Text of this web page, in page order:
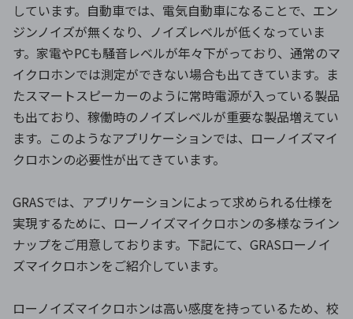
しています。自動車では、電気自動車になることで、エン
ジンノイズが無くなり、ノイズレベルが低くなっていま
す。家電やPCも騒音レベルが年々下がっており、通常のマ
イクロホンでは測定ができない場合も出てきています。ま
たスマートスピーカーのように常時電源が入っている製品
も出ており、稼働時のノイズレベルが重要な製品増えてい
ます。このようなアプリケーションでは、ローノイズマイ
クロホンの必要性が出てきています。
GRASでは、アプリケーションによって求められる仕様を
実現するために、ローノイズマイクロホンの多様なライン
ナップをご用意しております。下記にて、GRASローノイ
ズマイクロホンをご紹介しています。
ローノイズマイクロホンは高い感度を持っているため、校